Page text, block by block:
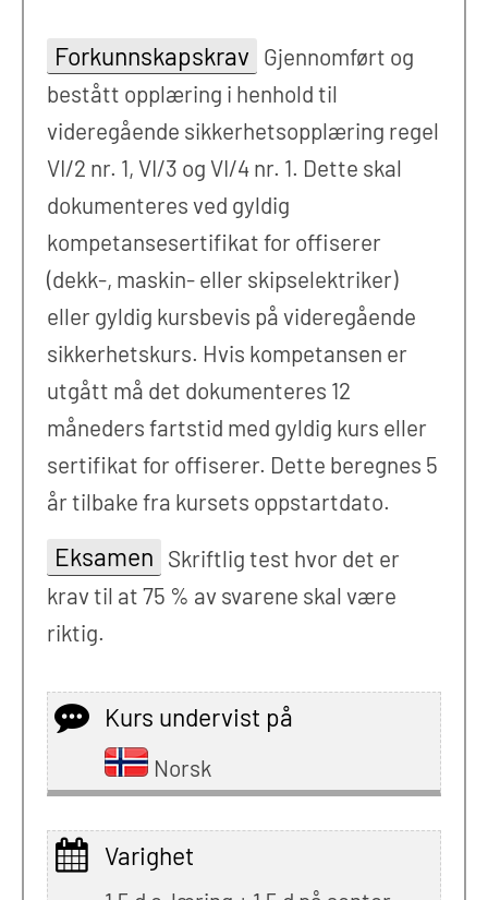
Forkunnskapskrav Gjennomført og
bestått opplæring i henhold til
videregående sikkerhetsopplæring regel
VI/2 nr. 1, VI/3 og VI/4 nr. 1. Dette skal
dokumenteres ved gyldig
kompetansesertifikat for offiserer
(dekk-, maskin- eller skipselektriker)
eller gyldig kursbevis på videregående
sikkerhetskurs. Hvis kompetansen er
utgått må det dokumenteres 12
måneders fartstid med gyldig kurs eller
sertifikat for offiserer. Dette beregnes 5
år tilbake fra kursets oppstartdato.
Eksamen Skriftlig test hvor det er
krav til at 75 % av svarene skal være
riktig.
Kurs undervist på
Norsk
Varighet